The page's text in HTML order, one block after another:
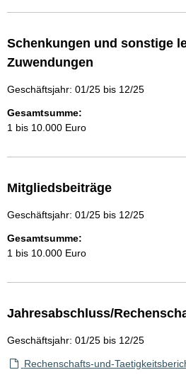
Schenkungen und sonstige
Zuwendungen
Geschäftsjahr: 01/25 bis 12/25
Gesamtsumme:
1 bis 10.000 Euro
Mitgliedsbeiträge
Geschäftsjahr: 01/25 bis 12/25
Gesamtsumme:
1 bis 10.000 Euro
Jahresabschluss/
Geschäftsjahr: 01/25 bis 12/25
Rechenschafts-und-